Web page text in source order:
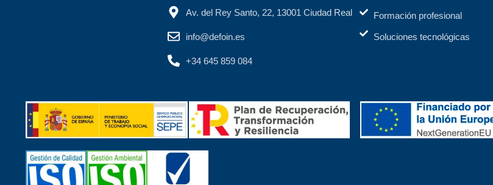
Av. del Rey Santo, 22, 13001 Ciudad Real
info@defoin.es
+34 645 859 084
Formación profesional
Soluciones tecnológicas